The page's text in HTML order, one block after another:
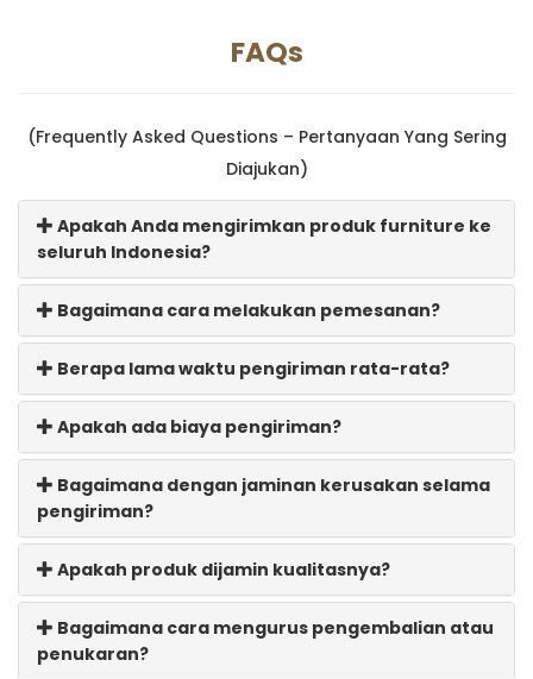
FAQs
(Frequently Asked Questions – Pertanyaan Yang Sering
Diajukan)
Apakah Anda mengirimkan produk furniture ke
seluruh Indonesia?
Bagaimana cara melakukan pemesanan?
Berapa lama waktu pengiriman rata-rata?
Apakah ada biaya pengiriman?
Bagaimana dengan jaminan kerusakan selama
pengiriman?
Apakah produk dijamin kualitasnya?
Bagaimana cara mengurus pengembalian atau
penukaran?